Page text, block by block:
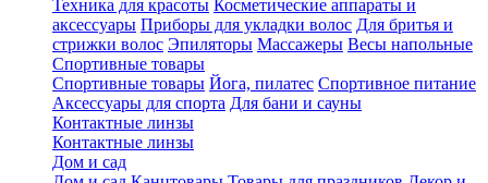
Техника для красоты Косметические аппараты и
аксессуары Приборы для укладки волос Для бритья и
стрижки волос Эпиляторы Массажеры Весы напольные
Спортивные товары
Спортивные товары Йога, пилатес Спортивное питание
Аксессуары для спорта Для бани и сауны
Контактные линзы
Контактные линзы
Дом и сад